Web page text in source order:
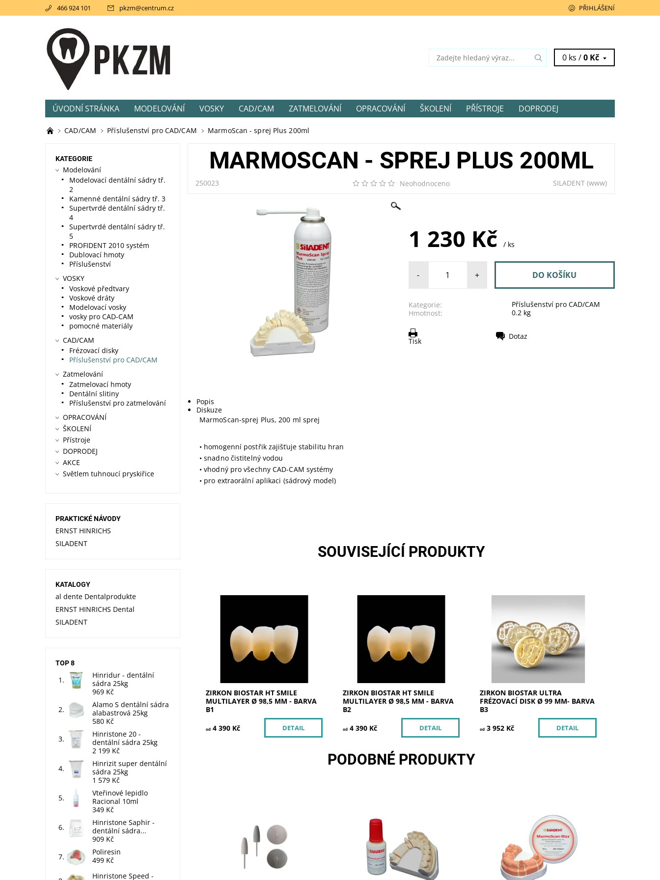
466 924 101 pkzm@centrum.cz PŘIHLÁŠENÍ
0 ks /0 Kč
ÚVODNÍ STRÁNKA MODELOVÁNÍ VOSKY CAD/CAM ZATMELOVÁNÍ OPRACOVÁNÍ ŠKOLENÍ PŘÍSTROJE
DOPRODEJ
AKCE
SVĚTLEM TUHNOUCÍ PRYSKIŘICE
CAD/CAM Příslušenství pro CAD/CAM MarmoScan - sprej Plus 200ml
MARMOSCAN - SPREJ PLUS 200ML
250023 Neohodnoceno SILADENT (www)
1 230 Kč / ks
- +
Kategorie:
Příslušenství pro CAD/CAM
Hmotnost:
0.2 kg
Tisk
Dotaz
Popis
Diskuze
MarmoScan-sprej Plus, 200 ml sprej
• homogenní postřik zajišťuje stabilitu hran
• snadno čistitelný vodou
• vhodný pro všechny CAD-CAM systémy
• pro extraorální aplikaci (sádrový model)
SOUVISEJÍCÍ PRODUKTY
252201
Značka:
SILADENT
ZIRKON BIOSTAR HT SMILE
MULTILAYER Ø 98,5 MM - BARVA
B1
od 4 390 Kč DETAIL
252204
Značka:
SILADENT
ZIRKON BIOSTAR HT SMILE
MULTILAYER Ø 98,5 MM - BARVA
B2
od 4 390 Kč DETAIL
dodavatele >5
252344
Značka:
SILADENT
ZIRKON BIOSTAR ULTRA
FRÉZOVACÍ DISK Ø 99 MM- BARVA
B3
od 3 952 Kč DETAIL
PODOBNÉ PRODUKTY
pro předleštění zirkonia před
vložením do sintrovací pece.
Dostupnost:
Skladem u
dodavatele >5
252802
Dostupnost:
dodavatele
250002
Značka:
SILADENT
Skladem u
dodavatele
250010
SILADENT
KATEGORIE
Modelování
Modelovací dentální sádry tř.
2
Kamenné dentální sádry tř. 3
Supertvrdé dentální sádry tř.
4
Supertvrdé dentální sádry tř.
5
PROFIDENT 2010 systém
Dublovací hmoty
Příslušenství
VOSKY
Voskové předtvary
Voskové dráty
Modelovací vosky
vosky pro CAD-CAM
pomocné materiály
CAD/CAM
Frézovací disky
Příslušenství pro CAD/CAM
Zatmelování
Zatmelovací hmoty
Dentální slitiny
Příslušenství pro zatmelování
OPRACOVÁNÍ
ŠKOLENÍ
Přístroje
DOPRODEJ
AKCE
Světlem tuhnoucí pryskiřice
PRAKTICKÉ NÁVODY
ERNST HINRICHS
SILADENT
KATALOGY
al dente Dentalprodukte
ERNST HINRICHS Dental
SILADENT
TOP 8
Hinridur - dentální
sádra 25kg
969 Kč
Alamo S dentální sádra
alabastrová 25kg
580 Kč
Hinristone 20 -
dentální sádra 25kg
2 199 Kč
Hinrizit super dentální
sádra 25kg
1 579 Kč
Vteřinové lepidlo
Racional 10ml
349 Kč
Hinristone Saphir -
dentální sádra...
909 Kč
Poliresin
499 Kč
Hinristone Speed -